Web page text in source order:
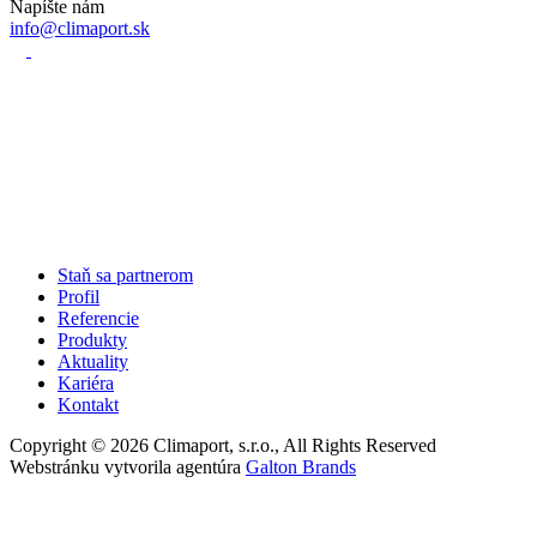
Napíšte nám
info@climaport.sk
Staň sa partnerom
Profil
Referencie
Produkty
Aktuality
Kariéra
Kontakt
Copyright © 2026 Climaport, s.r.o., All Rights Reserved
Webstránku vytvorila agentúra Galton Brands